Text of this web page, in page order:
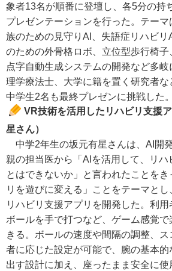
象者13名が順番に登壇し、各5分の持
プレゼンテーションを行った。テー
族のための見守りAI、失語症リハビリ
のための外骨格ロボ、立位型歩行椅
点字自動生成システムの開発など多岐
理学療法士、大学に籍を置く研究者な
中学生2名も最終プレゼンに挑戦した。
VR技術を活用したリハビリ支援
星さん）
中学2年生の坂元有星さんは、AI開
親の担当医から「AIを活用して、リハ
とはできないか」と言われたことを
リを遊びに変える」ことをテーマと
リハビリ支援アプリを開発した。利
ボールを手で打つなど、ゲーム感覚
きる。ボールの速度や間隔の調整、ス
者に応じた設定が可能で、腕の基本的
出す設計に加え、座ったまま安全に